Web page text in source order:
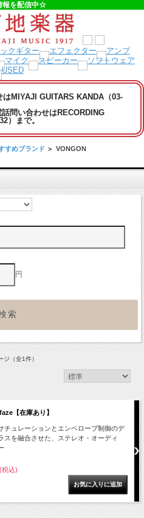
報を配信中☆
MIYAJI GUITARS KANDA（03-
問い合わせはRECORDING
）まで。
すめブランド > VONGON
円
ジ（全1件）
【在庫あり】
チュレーションとエンベロープ制御のデ
スを融合させた、ステレオ・オーディ
税込)